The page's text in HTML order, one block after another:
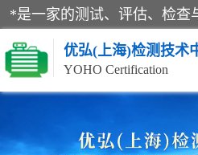
优弘(上海)检测技术
YOHO Certification
RECYCLASS认证